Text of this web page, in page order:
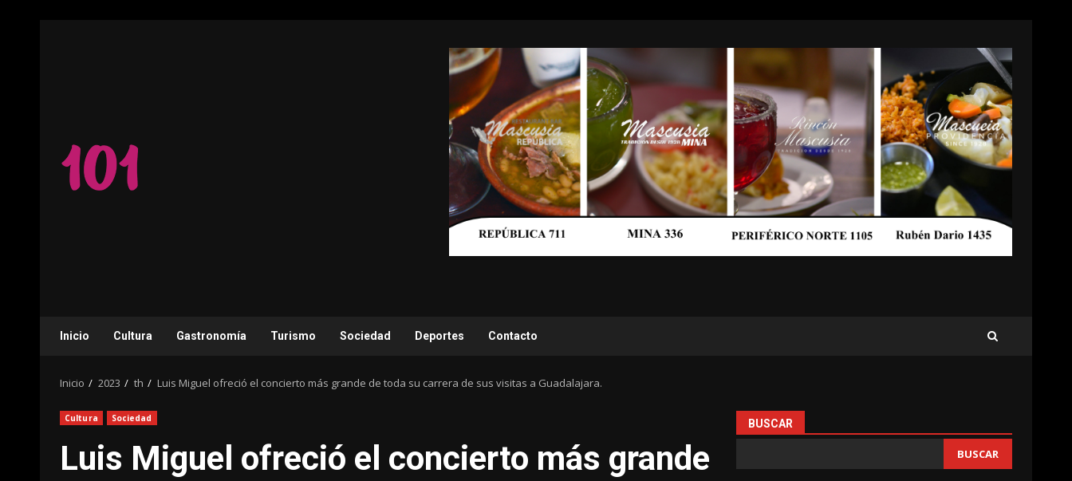
Inicio Cultura Gastronomía Turismo Sociedad Deportes Contacto
Inicio 2023 th Luis Miguel ofreció el concierto más grande de toda su carrera de sus visitas a Guadalajara.
Cultura Sociedad
Luis Miguel ofreció el concierto más grande
BUSCAR
BUSCAR